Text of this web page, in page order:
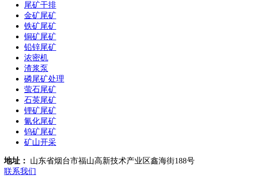
尾矿干排
金矿尾矿
铁矿尾矿
铜矿尾矿
铅锌尾矿
浓密机
渣浆泵
磷尾矿处理
萤石尾矿
石英尾矿
锂矿尾矿
氰化尾矿
钨矿尾矿
矿山开采
地址：
山东省烟台市福山高新技术产业区鑫海街188号
联系我们